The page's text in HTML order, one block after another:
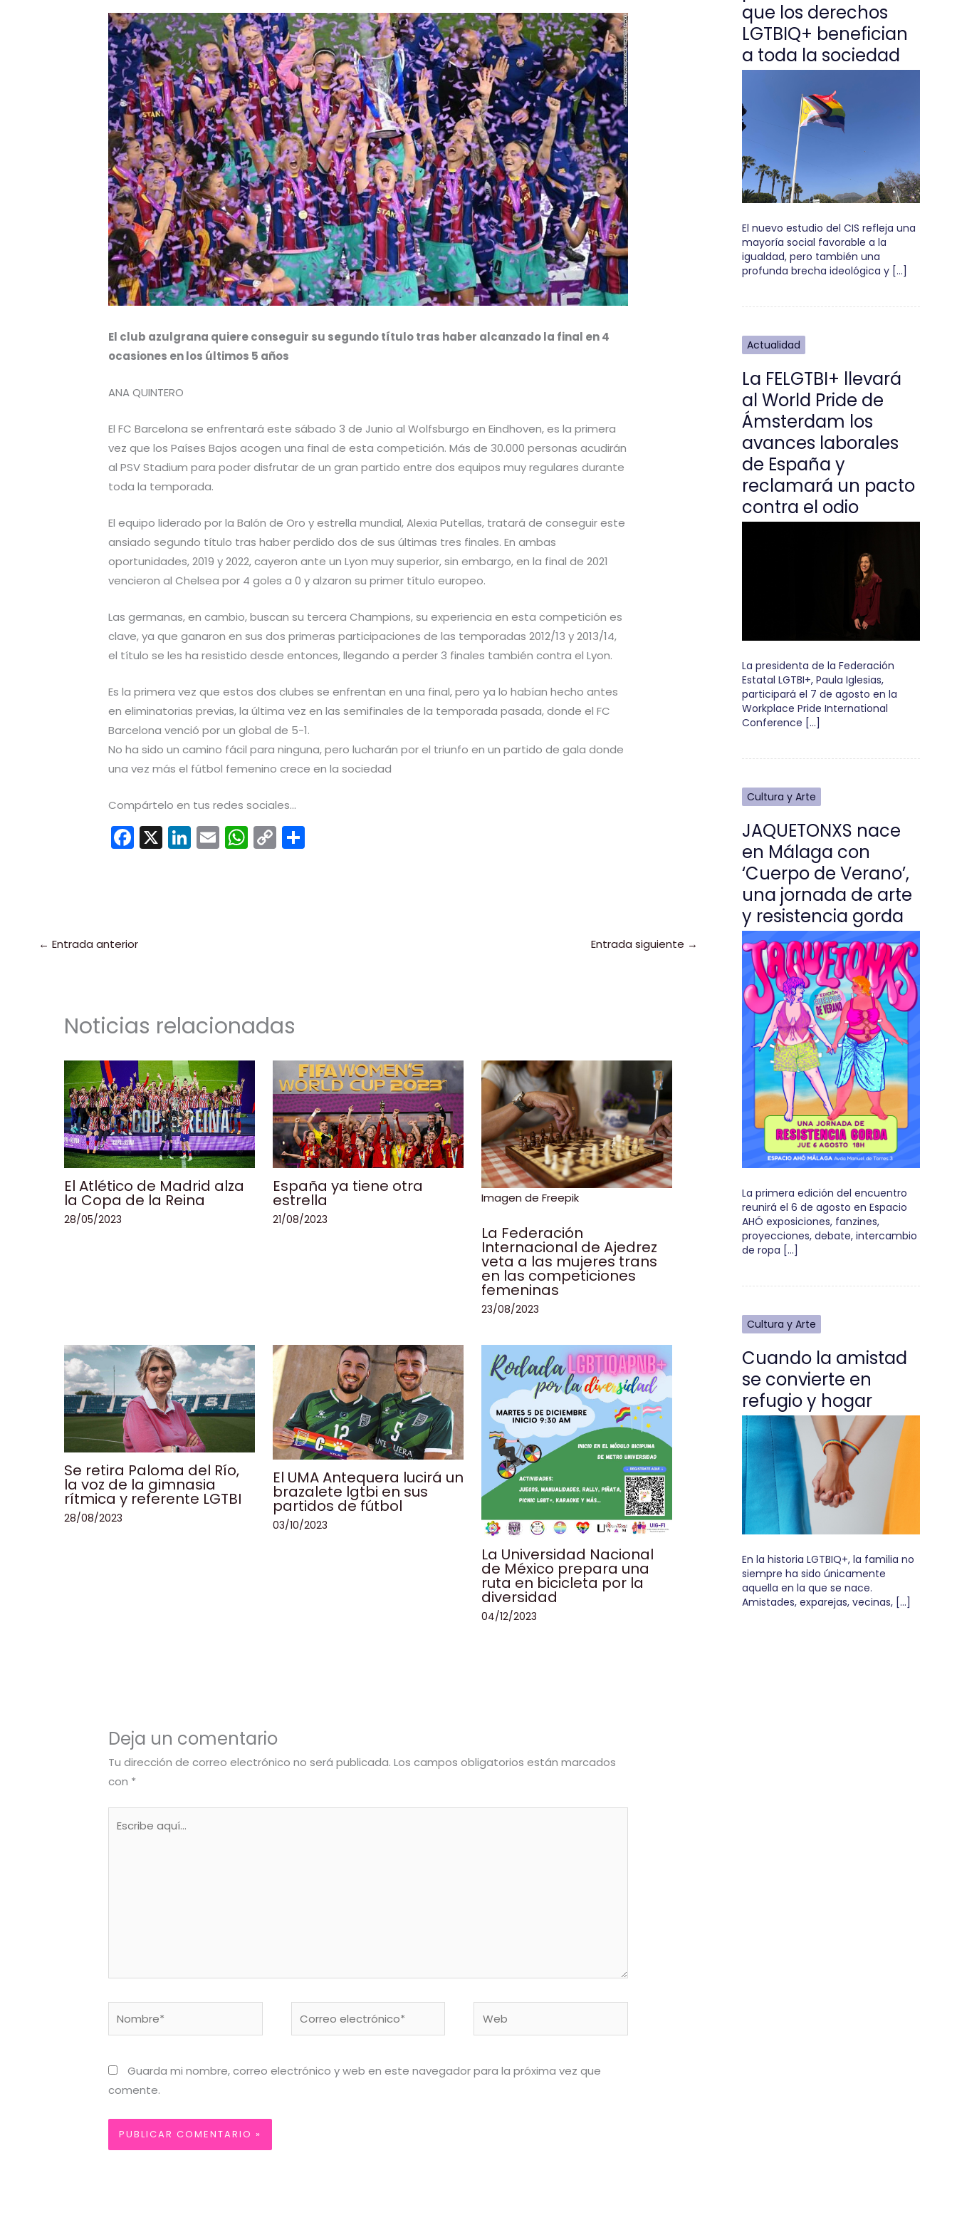
El club azulgrana quiere conseguir su segundo título tras haber alcanzado la final en 4
ocasiones en los últimos 5 años
ANA QUINTERO
El FC Barcelona se enfrentará este sábado 3 de Junio al Wolfsburgo en Eindhoven, es la primera
vez que los Países Bajos acogen una final de esta competición. Más de 30.000 personas acudirán
al PSV Stadium para poder disfrutar de un gran partido entre dos equipos muy regulares durante
toda la temporada.
El equipo liderado por la Balón de Oro y estrella mundial, Alexia Putellas, tratará de conseguir este
ansiado segundo título tras haber perdido dos de sus últimas tres finales. En ambas
oportunidades, 2019 y 2022, cayeron ante un Lyon muy superior, sin embargo, en la final de 2021
vencieron al Chelsea por 4 goles a 0 y alzaron su primer título europeo.
Las germanas, en cambio, buscan su tercera Champions, su experiencia en esta competición es
clave, ya que ganaron en sus dos primeras participaciones de las temporadas 2012/13 y 2013/14,
el título se les ha resistido desde entonces, llegando a perder 3 finales también contra el Lyon.
Es la primera vez que estos dos clubes se enfrentan en una final, pero ya lo habían hecho antes
en eliminatorias previas, la última vez en las semifinales de la temporada pasada, donde el FC
Barcelona venció por un global de 5-1.
No ha sido un camino fácil para ninguna, pero lucharán por el triunfo en un partido de gala donde
una vez más el fútbol femenino crece en la sociedad
Compártelo en tus redes sociales...
F
o
X Li E W C
← Entrada anterior Entrada siguiente →
Noticias relacionadas
El Atlético de Madrid alza
la Copa de la Reina
28/05/2023
España ya tiene otra
estrella
21/08/2023
Imagen de Freepik
La Federación
Internacional de Ajedrez
veta a las mujeres trans
en las competiciones
femeninas
23/08/2023
Se retira Paloma del Río,
la voz de la gimnasia
rítmica y referente LGTBI
28/08/2023
El UMA Antequera lucirá un
brazalete lgtbi en sus
partidos de fútbol
03/10/2023
La Universidad Nacional
de México prepara una
ruta en bicicleta por la
diversidad
04/12/2023
Deja un comentario
Tu dirección de correo electrónico no será publicada. Los campos obligatorios están marcados
con *
Guarda mi nombre, correo electrónico y web en este navegador para la próxima vez que
comente.
que los derechos
LGTBIQ+ benefician
a toda la sociedad
El nuevo estudio del CIS refleja una
mayoría social favorable a la
igualdad, pero también una
profunda brecha ideológica y […]
Actualidad
La FELGTBI+ llevará
al World Pride de
Ámsterdam los
avances laborales
de España y
reclamará un pacto
contra el odio
La presidenta de la Federación
Estatal LGTBI+, Paula Iglesias,
participará el 7 de agosto en la
Workplace Pride International
Conference […]
Cultura y Arte
JAQUETONXS nace
en Málaga con
‘Cuerpo de Verano’,
una jornada de arte
y resistencia gorda
La primera edición del encuentro
reunirá el 6 de agosto en Espacio
AHÓ exposiciones, fanzines,
proyecciones, debate, intercambio
de ropa […]
Cultura y Arte
Cuando la amistad
se convierte en
refugio y hogar
En la historia LGTBIQ+, la familia no
siempre ha sido únicamente
aquella en la que se nace.
Amistades, exparejas, vecinas, […]